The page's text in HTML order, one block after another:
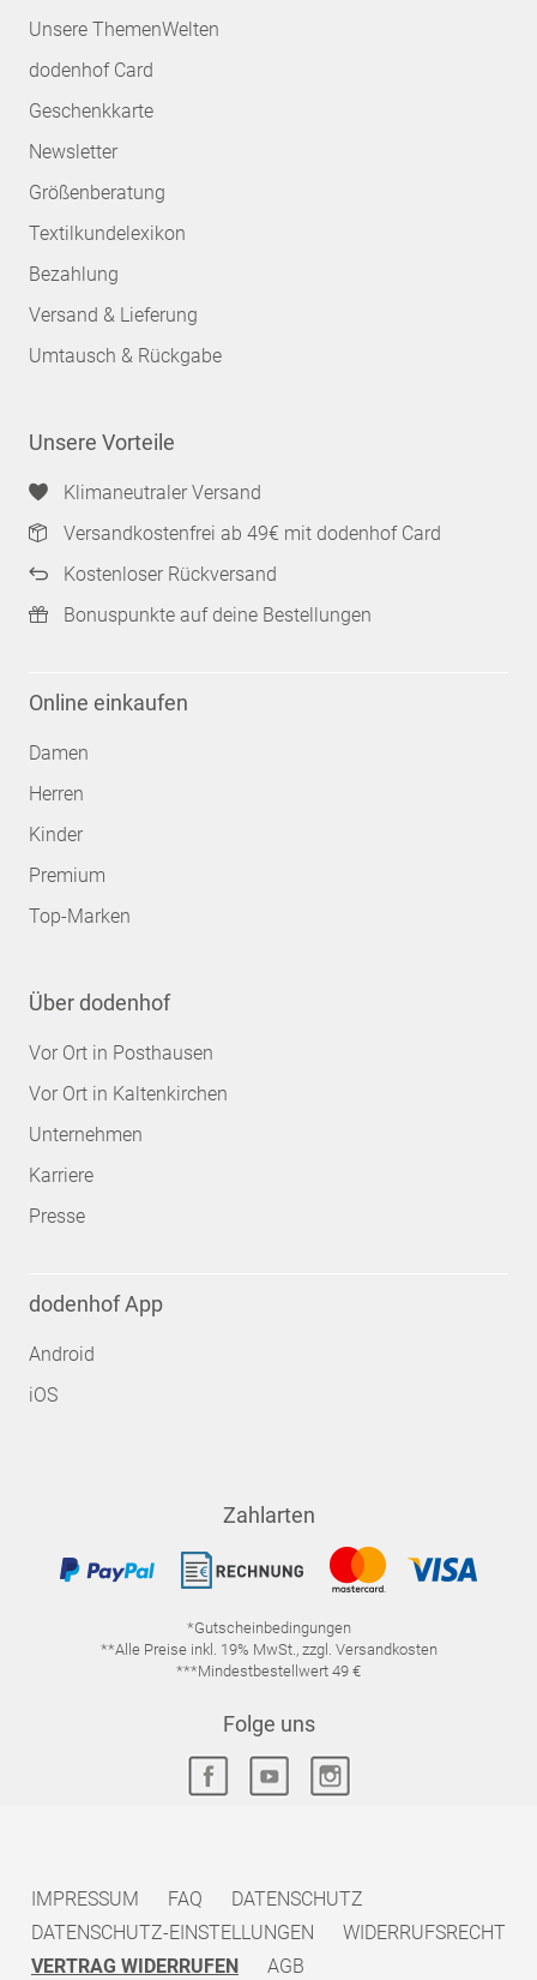
Unsere ThemenWelten
dodenhof Card
Geschenkkarte
Newsletter
Größenberatung
Textilkundelexikon
Bezahlung
Versand & Lieferung
Umtausch & Rückgabe
Unsere Vorteile
Klimaneutraler Versand
Versandkostenfrei ab 49€ mit dodenhof Card
Kostenloser Rückversand
Bonuspunkte auf deine Bestellungen
Online einkaufen
Damen
Herren
Kinder
Premium
Top-Marken
Über dodenhof
Vor Ort in Posthausen
Vor Ort in Kaltenkirchen
Unternehmen
Karriere
Presse
dodenhof App
Android
iOS
Zahlarten
*Gutscheinbedingungen
**Alle Preise inkl. 19% MwSt., zzgl. Versandkosten
***Mindestbestellwert 49 €
Folge uns
IMPRESSUM FAQ
DATENSCHUTZ
DATENSCHUTZ-EINSTELLUNGEN
WIDERRUFSRECHT
VERTRAG WIDERRUFEN
AGB